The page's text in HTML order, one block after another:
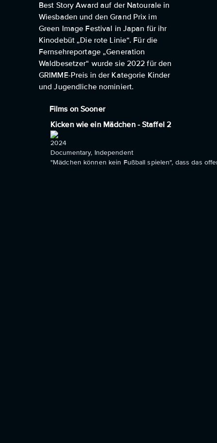
Best Story Award auf der Natourale in
Wiesbaden und den Grand Prix im
Green Image Festival in Japan für ihr
Kinodebüt „Die rote Linie“. Für die
Fernsehreportage „Generation
Waldbesetzer“ wurde sie 2022 für den
GRIMME-Preis in der Kategorie Kinder
und Jugendliche nominiert.
Films on Sooner
Kicken wie ein Mädchen - Staffel 2
2024
Documentary, Independent
"Mädchen können kein Fußball spielen", dass das